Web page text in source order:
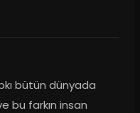
bütün dünyada
bu farkın insan